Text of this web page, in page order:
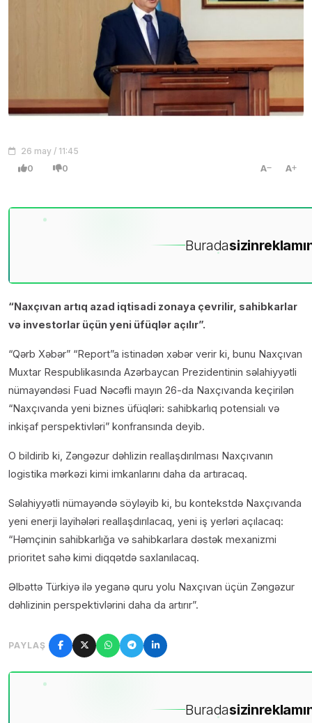
26 may / 11:45
0 0 A A
Buradasizin
“Naxçıvan artıq azad iqtisadi zonaya çevrilir, sahibkarlar
və investorlar üçün yeni üfüqlər açılır”.
“Qərb Xəbər” “Report”a istinadən xəbər verir ki, bunu Naxçıvan
Muxtar Respublikasında Azərbaycan Prezidentinin səlahiyyətli
nümayəndəsi Fuad Nəcəfli mayın 26-da Naxçıvanda keçirilən
“Naxçıvanda yeni biznes üfüqləri: sahibkarlıq potensialı və
inkişaf perspektivləri” konfransında deyib.
O bildirib ki, Zəngəzur dəhlizin reallaşdırılması Naxçıvanın
logistika mərkəzi kimi imkanlarını daha da artıracaq.
Səlahiyyətli nümayəndə söyləyib ki, bu kontekstdə Naxçıvanda
yeni enerji layihələri reallaşdırılacaq, yeni iş yerləri açılacaq:
“Həmçinin sahibkarlığa və sahibkarlara dəstək mexanizmi
prioritet sahə kimi diqqətdə saxlanılacaq.
Əlbəttə Türkiyə ilə yeganə quru yolu Naxçıvan üçün Zəngəzur
dəhlizinin perspektivlərini daha da artırır”.
PAYLAŞ
Buradasizin